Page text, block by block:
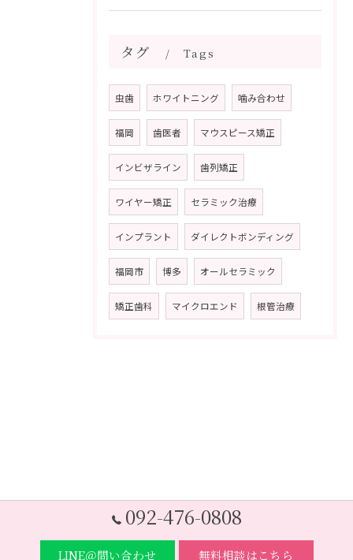
タグ Tags
虫歯 ホワイトニング 噛み合わせ
福岡 歯医者 マウスピース矯正
インビザライン 歯列矯正
ワイヤー矯正 セラミック治療
インプラント ダイレクトボンディング
福岡市 博多 オールセラミック
矯正歯科 マイクロエンド 根管治療
092-476-0808
LINE＠問い合わせ 無料相談はこちら